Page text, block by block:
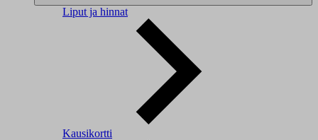
Liput ja hinnat
Kausikortti